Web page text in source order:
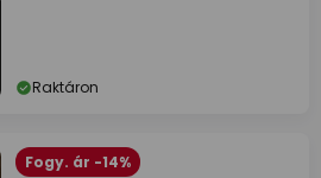
Raktáron
Fogy. ár -14%